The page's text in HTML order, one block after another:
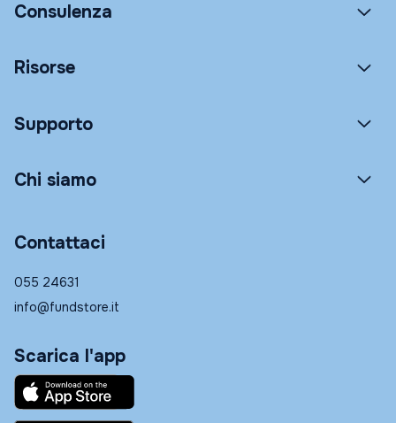
Consulenza
Risorse
Supporto
Chi siamo
Contattaci
055 24631
info@fundstore.it
Scarica l'app